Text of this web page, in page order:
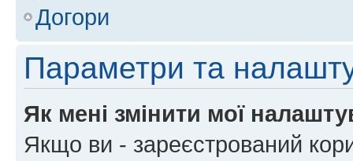
Догори
Параметри та
Як мені змінити мої
Якщо ви - зареєстрований